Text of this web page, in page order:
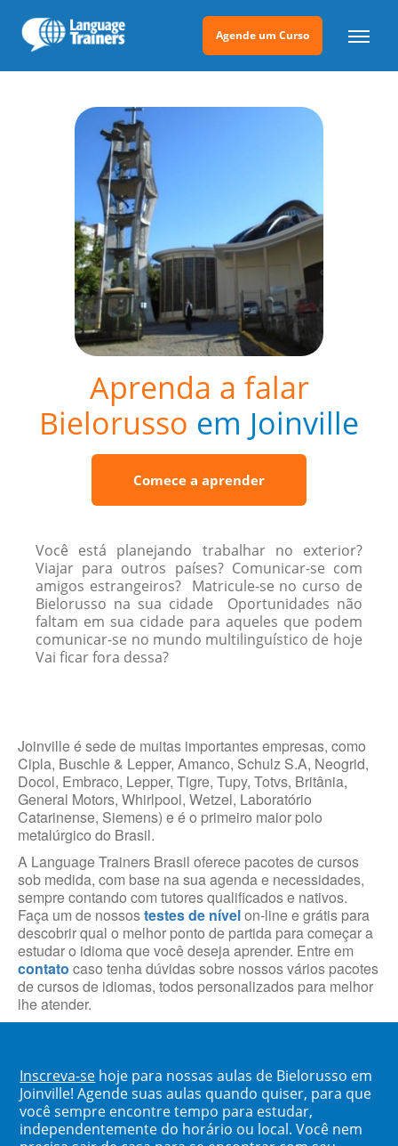
Agende um Curso
Aprenda a falar
Bielorusso em Joinville
Comece a aprender
Você está planejando trabalhar no exterior?
Viajar para outros países? Comunicar-se com
amigos estrangeiros? Matricule-se no curso de
Bielorusso na sua cidade Oportunidades não
faltam em sua cidade para aqueles que podem
comunicar-se no mundo multilinguístico de hoje
Vai ficar fora dessa?
Joinville é sede de muitas importantes empresas, como
Cipla, Buschle & Lepper, Amanco, Schulz S.A, Neogrid,
Docol, Embraco, Lepper, Tigre, Tupy, Totvs, Britânia,
General Motors, Whirlpool, Wetzel, Laboratório
Catarinense, Siemens) e é o primeiro maior polo
metalúrgico do Brasil.
A Language Trainers Brasil oferece pacotes de cursos
sob medida, com base na sua agenda e necessidades,
sempre contando com tutores qualificados e nativos.
Faça um de nossostestes de nívelon-line e grátis para
descobrir qual o melhor ponto de partida para começar a
estudar o idioma que você deseja aprender. Entre em
contato caso tenha dúvidas sobre nossos vários pacotes
de cursos de idiomas, todos personalizados para melhor
lhe atender.
Inscreva-se hoje para nossas aulas de Bielorusso em
Joinville! Agende suas aulas quando quiser, para que
você sempre encontre tempo para estudar,
independentemente do horário ou local. Você nem